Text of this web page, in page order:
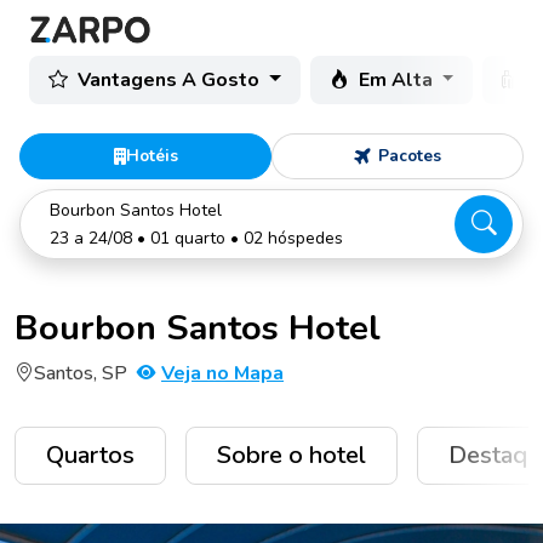
Vantagens A Gosto Em Alta
Hotéis Pacotes
Bourbon Santos Hotel
23 a 24/08 • 01 quarto • 02 hóspedes
Bourbon Santos Hotel
Santos, SP Veja no Mapa
Quartos Sobre o hotel